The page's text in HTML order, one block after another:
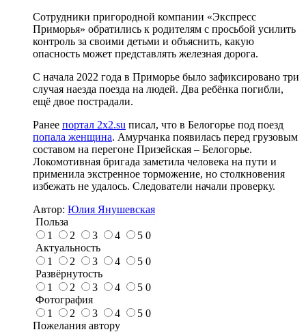
Сотрудники пригородной компании «Экспресс
Приморья» обратились к родителям с просьбой усилить
контроль за своими детьми и объяснить, какую
опасность может представлять железная дорога.
С начала 2022 года в Приморье было зафиксировано три
случая наезда поезда на людей. Два ребёнка погибли,
ещё двое пострадали.
Ранее портал 2x2.su писал, что в Белогорье под поезд
попала женщина. Амурчанка появилась перед грузовым
составом на перегоне Призейская – Белогорье.
Локомотивная бригада заметила человека на пути и
применила экстренное торможение, но столкновения
избежать не удалось. Следователи начали проверку.
Автор: Юлия Янушевская
Польза
1
2 3 4 5 0
Актуальность
1
2 3 4 5 0
Развёрнутость
1
2 3 4 5 0
Фотография
1
2 3 4 5 0
Пожелания автору